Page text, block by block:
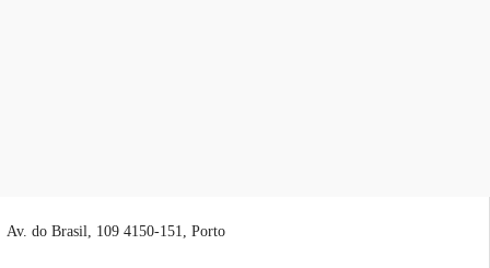
Av. do Brasil, 109 4150-151, Porto